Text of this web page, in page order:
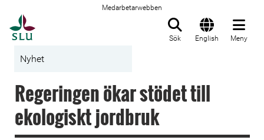
Medarbetarwebben
Sök English Meny
Nyhet
Regeringen ökar stödet till
ekologiskt jordbruk